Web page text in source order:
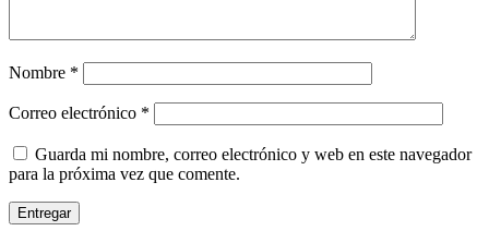
Nombre *
Correo electrónico *
Guarda mi nombre, correo electrónico y web en este navegador
para la próxima vez que comente.